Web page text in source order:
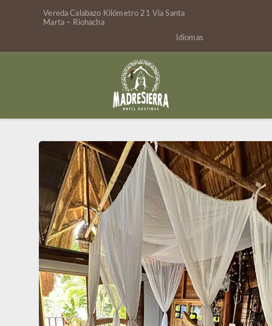
Vereda Calabazo Kilómetro 21 Vía Santa
Marta – Riohacha
Idiomas